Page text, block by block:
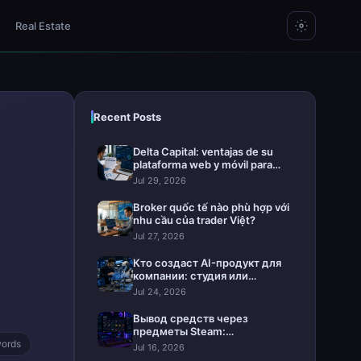
Real Estate
Recent Posts
Delta Capital: ventajas de su
plataforma web y móvil para
invertir
Jul 29, 2026
Broker quốc tế nào phù hợp với
nhu cầu của trader Việt?
Jul 27, 2026
Кто создаст AI-продукт для
компании: студия или
интегратор
Jul 24, 2026
Вывод средств через
предметы Steam:
практическое руководство
Jul 16, 2026